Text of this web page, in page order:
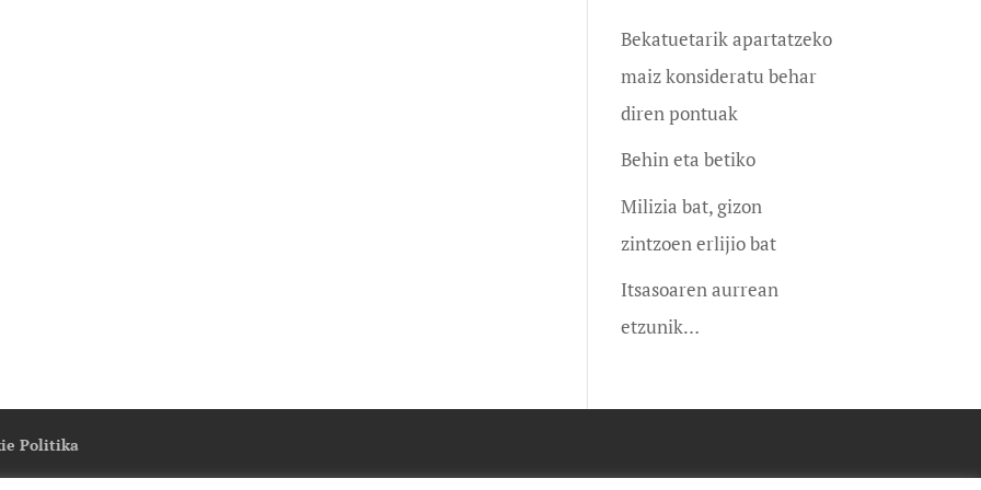
Bekatuetarik apartatzeko
maiz konsideratu behar
diren pontuak
Behin eta betiko
Milizia bat, gizon
zintzoen erlijio bat
Itsasoaren aurrean
etzunik…
Politika